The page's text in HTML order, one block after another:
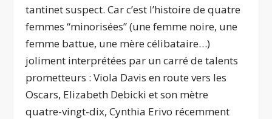
tantinet suspect. Car c’est l’histoire de quatre
femmes “minorisées” (une femme noire, une
femme battue, une mère célibataire…)
joliment interprétées par un carré de talents
prometteurs : Viola Davis en route vers les
Oscars, Elizabeth Debicki et son mètre
quatre-vingt-dix, Cynthia Erivo récemment